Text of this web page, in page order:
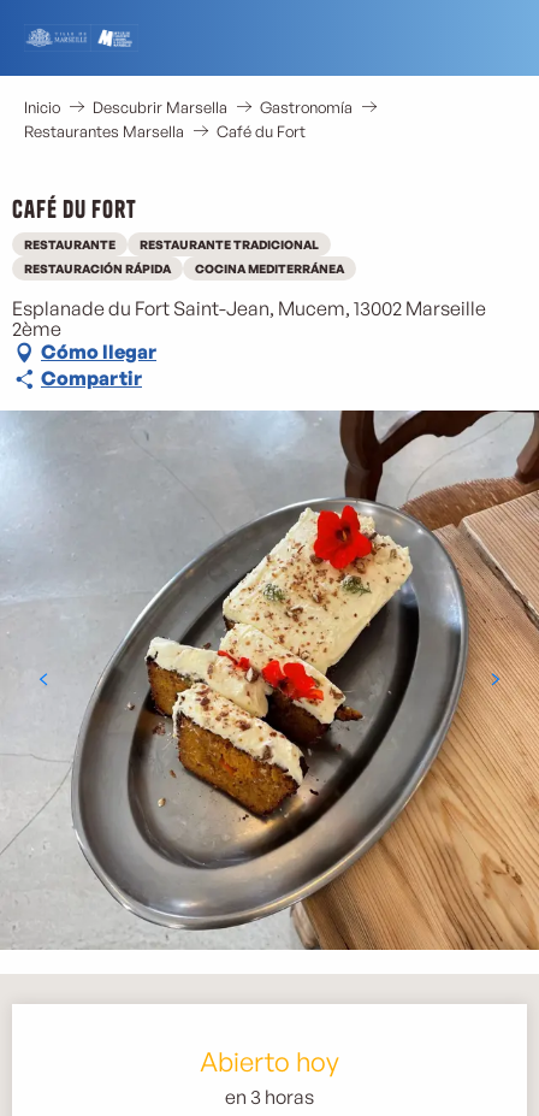
contenu
principal
Inicio Descubrir Marsella
Gastronomía
Restaurantes Marsella
Café du Fort
Café du Fort
RESTAURANTE
RESTAURANTE TRADICIONAL
RESTAURACIÓN RÁPIDA
COCINA MEDITERRÁNEA
Esplanade du Fort Saint-Jean, Mucem, 13002 Marseille
2ème
Cómo llegar
Compartir
Abierto hoy
en 3 horas